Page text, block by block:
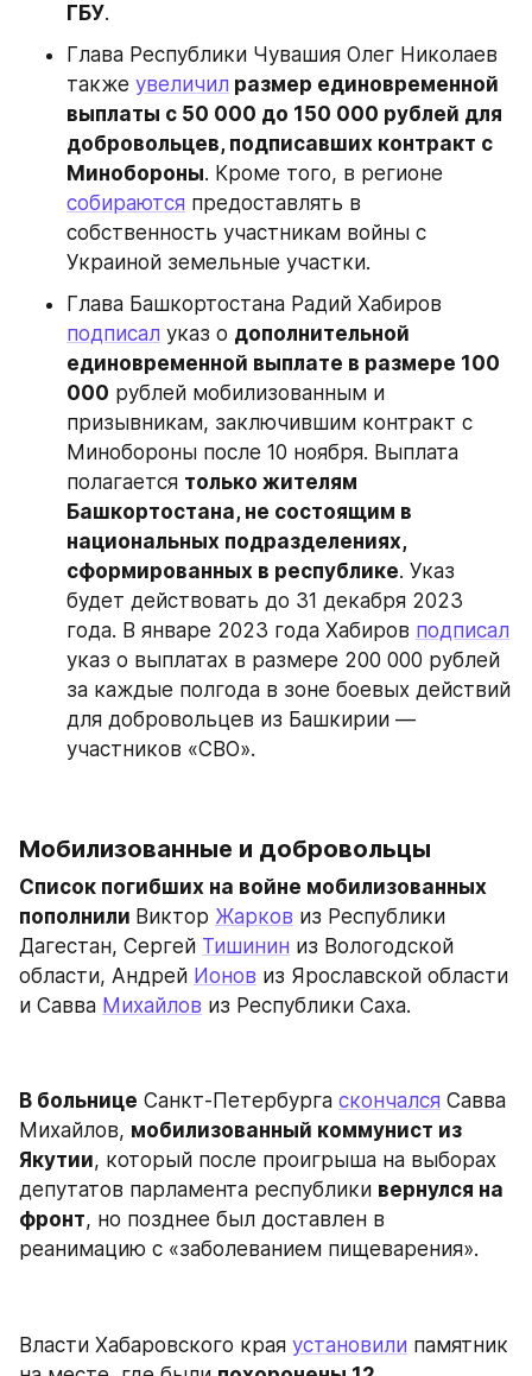
ГБУ.
Глава Республики Чувашия Олег Николаев
также увеличил размер единовременной
выплаты с 50 000 до 150 000 рублей для
добровольцев, подписавших контракт с
Минобороны
собираются предоставлять в
собственность участникам войны с
Украиной земельные участки.
подписал указ о дополнительной
единовременной выплате в размере 100
000 рублей мобилизованным и
призывникам, заключившим контракт с
Минобороны после 10 ноября. Выплата
полагается только жителям
Башкортостана, не состоящим в
национальных подразделениях,
сформированных в республике. Указ
будет действовать до 31 декабря 2023
года. В январе 2023 года Хабиров подписал
указ о выплатах в размере 200 000 рублей
за каждые полгода в зоне боевых действий
для добровольцев из Башкирии —
участников «СВО».
Мобилизованные и добровольцы
Список погибших на войне мобилизованных
пополнили Виктор Жарков из Республики
Дагестан, Сергей Тишинин из Вологодской
области, Андрей Ионов из Ярославской области
и Савва Михайлов из Республики Саха.
В больнице Санкт-Петербурга скончался Савва
Михайлов, мобилизованный коммунист из
Якутии, который после проигрыша на выборах
депутатов парламента республики вернулся на
фронт, но позднее был доставлен в
реанимацию с «заболеванием пищеварения».
Власти Хабаровского края установили памятник